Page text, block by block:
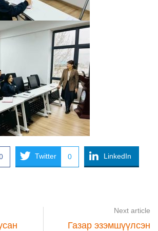
Twitter 0 LinkedIn
Next article
Газар эзэмшүүлсэн